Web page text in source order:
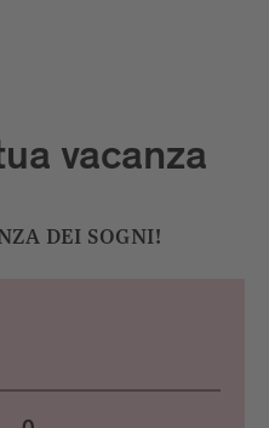
vacanza
DEI SOGNI!